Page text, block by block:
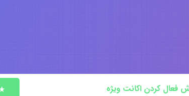
فعال کردن اکانت ویژه